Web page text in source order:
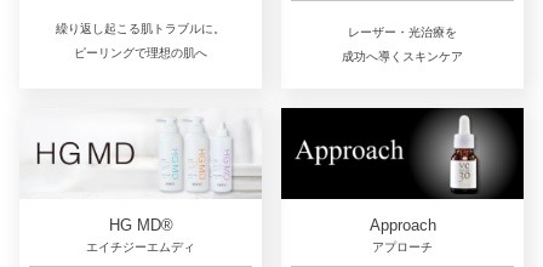
繰り返し起こる肌トラブルに。
ピーリングで理想の肌へ
レーザー・光治療を
成功へ導くスキンケア
HG MD®
エイチジーエムディ
Approach
アプローチ